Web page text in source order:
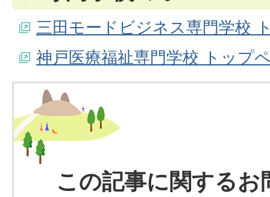
三田モードビジネス専門学校
神戸医療福祉専門学校 トップ
この記事に関するお